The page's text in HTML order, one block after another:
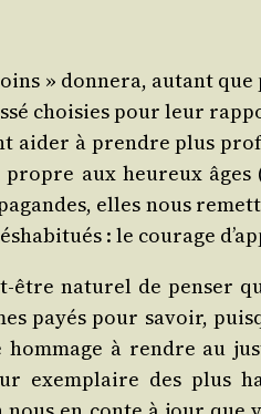
» don­ne­ra, autant
choi­sies pour leur
aider à prendre plus
aux heu­reux
elles nous
: le cou­rage
natu­rel de pen­ser
payés pour savoir,
à rendre au
exem­plaire des plus